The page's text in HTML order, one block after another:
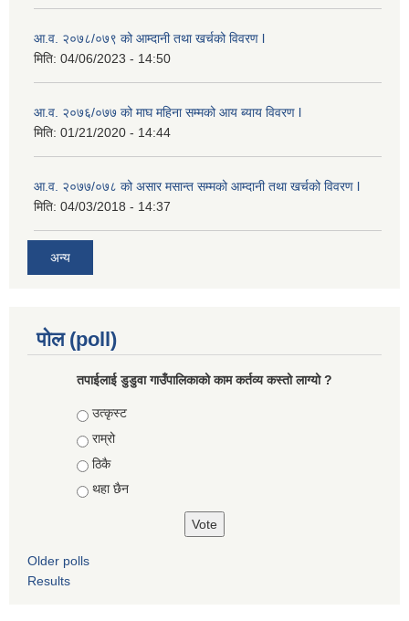
आ.व. २०७८/०७९ को आम्दानी तथा खर्चको विवरण l
मिति: 04/06/2023 - 14:50
आ.व. २०७६/०७७ को माघ महिना सम्मको आय ब्याय विवरण l
मिति: 01/21/2020 - 14:44
आ.व. २०७७/०७८ को असार मसान्त सम्मको आम्दानी तथा खर्चको विवरण l
मिति: 04/03/2018 - 14:37
अन्य
पोल (poll)
तपाईलाई डुडुवा गाउँपालिकाको काम कर्तव्य कस्तो लाग्यो ?
Choices
उत्कृस्ट
राम्रो
ठिकै
थहा छैन
Older polls
Results